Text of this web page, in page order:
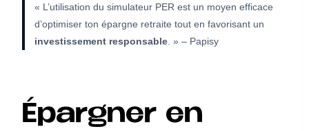
« L’utilisation du simulateur PER est un moyen efficace
d’optimiser ton épargne retraite tout en favorisant un
investissement responsable . » – Papisy
Épargner en